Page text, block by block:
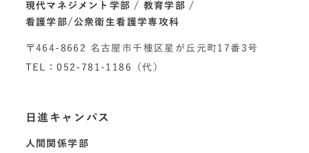
現代マネジメント学部
教育学部
看護学部/公衆衛生看護学専攻科
〒464-8662 名古屋市千種区星が丘元町17番3号
TEL：052-781-1186（代）
日進キャンパス
人間関係学部